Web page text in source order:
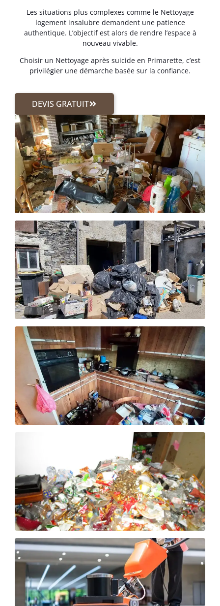
Les situations plus complexes comme le Nettoyage
logement insalubre demandent une patience
authentique. L’objectif est alors de rendre l’espace à
nouveau vivable.
Choisir un Nettoyage après suicide en Primarette, c’est
privilégier une démarche basée sur la confiance.
DEVIS GRATUIT